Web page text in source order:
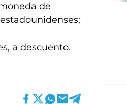
de
a descuento.